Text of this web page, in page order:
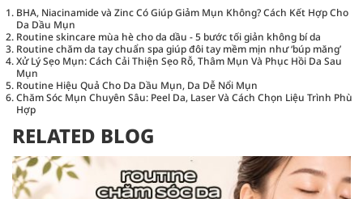
BHA, Niacinamide và Zinc Có Giúp Giảm Mụn Không? Cách Kết Hợp Cho
Da Dầu Mụn
Routine skincare mùa hè cho da dầu - 5 bước tối giản không bí da
Routine chăm da tay chuẩn spa giúp đôi tay mềm mịn như ‘búp măng’
Xử Lý Sẹo Mụn: Cách Cải Thiện Sẹo Rỗ, Thâm Mụn Và Phục Hồi Da Sau
Mụn
Routine Hiệu Quả Cho Da Dầu Mụn, Da Dễ Nổi Mụn
Chăm Sóc Mụn Chuyên Sâu: Peel Da, Laser Và Cách Chọn Liệu Trình Phù
Hợp
RELATED BLOG